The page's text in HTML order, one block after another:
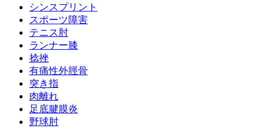
シンスプリント
スポーツ障害
テニス肘
ランナー膝
捻挫
有痛性外脛骨
突き指
肉離れ
足底腱膜炎
野球肘